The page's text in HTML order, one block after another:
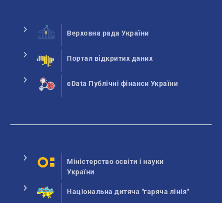
Верховна рада України
Портал відкритих даних
eData Публічні фінанси України
Міністерство освіти і науки
України
Національна дитяча "гаряча лінія"